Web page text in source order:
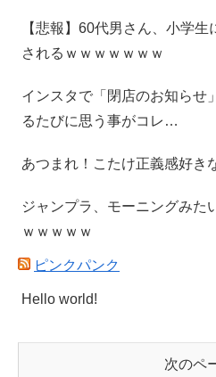
【悲報】60代男さん、小学
されるｗｗｗｗｗｗｗ
インスタで「閉店のお知らせ
るたびに思う事がコレ…
あつまれ！こたけ正義感好き
ジャンプラ、モーニングみた
ｗｗｗｗｗ
ピンクパンク
Hello world!
次のペ